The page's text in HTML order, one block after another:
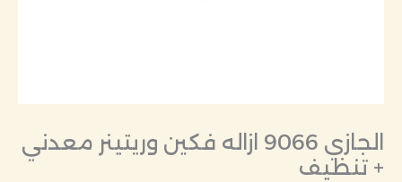
الجازي 9066 ازاله فكين وريتينر معدني
+ تنظيف